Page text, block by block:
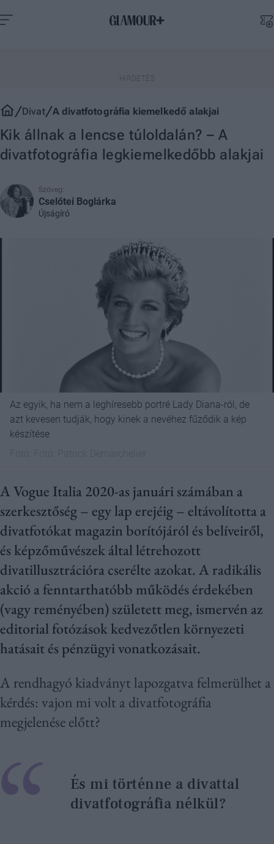
Divat A divatfotográfia kiemelkedő alakjai
Kik állnak a lencse túloldalán? – A
divatfotográfia legkiemelkedőbb alakjai
Szöveg:
Cselőtei Boglárka
Újságíró
Az egyik, ha nem a leghíresebb portré Lady Diana-ról, de
azt kevesen tudják, hogy kinek a nevéhez fűződik a kép
készítése
A Vogue Italia 2020-as januári számában a
szerkesztőség – egy lap erejéig – eltávolította a
divatfotókat magazin borítójáról és belíveiről,
és képzőművészek által létrehozott
divatillusztrációra cserélte azokat. A radikális
akció a fenntarthatóbb működés érdekében
(vagy reményében) született meg, ismervén az
editorial fotózások kedvezőtlen környezeti
hatásait és pénzügyi vonatkozásait.
A rendhagyó kiadványt lapozgatva felmerülhet a
kérdés: vajon mi volt a divatfotográfia
megjelenése előtt?
És mi történne a divattal
divatfotográfia nélkül?